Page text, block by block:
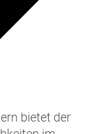
bietet der